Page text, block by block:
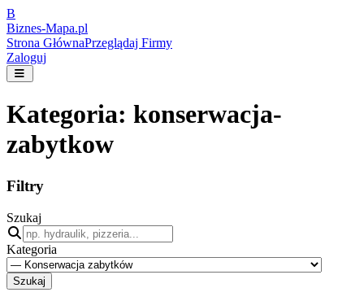
B
Biznes-Mapa.pl
Strona GłównaPrzeglądaj Firmy
Zaloguj
Kategoria: konserwacja-
zabytkow
Filtry
Szukaj
Kategoria
Szukaj